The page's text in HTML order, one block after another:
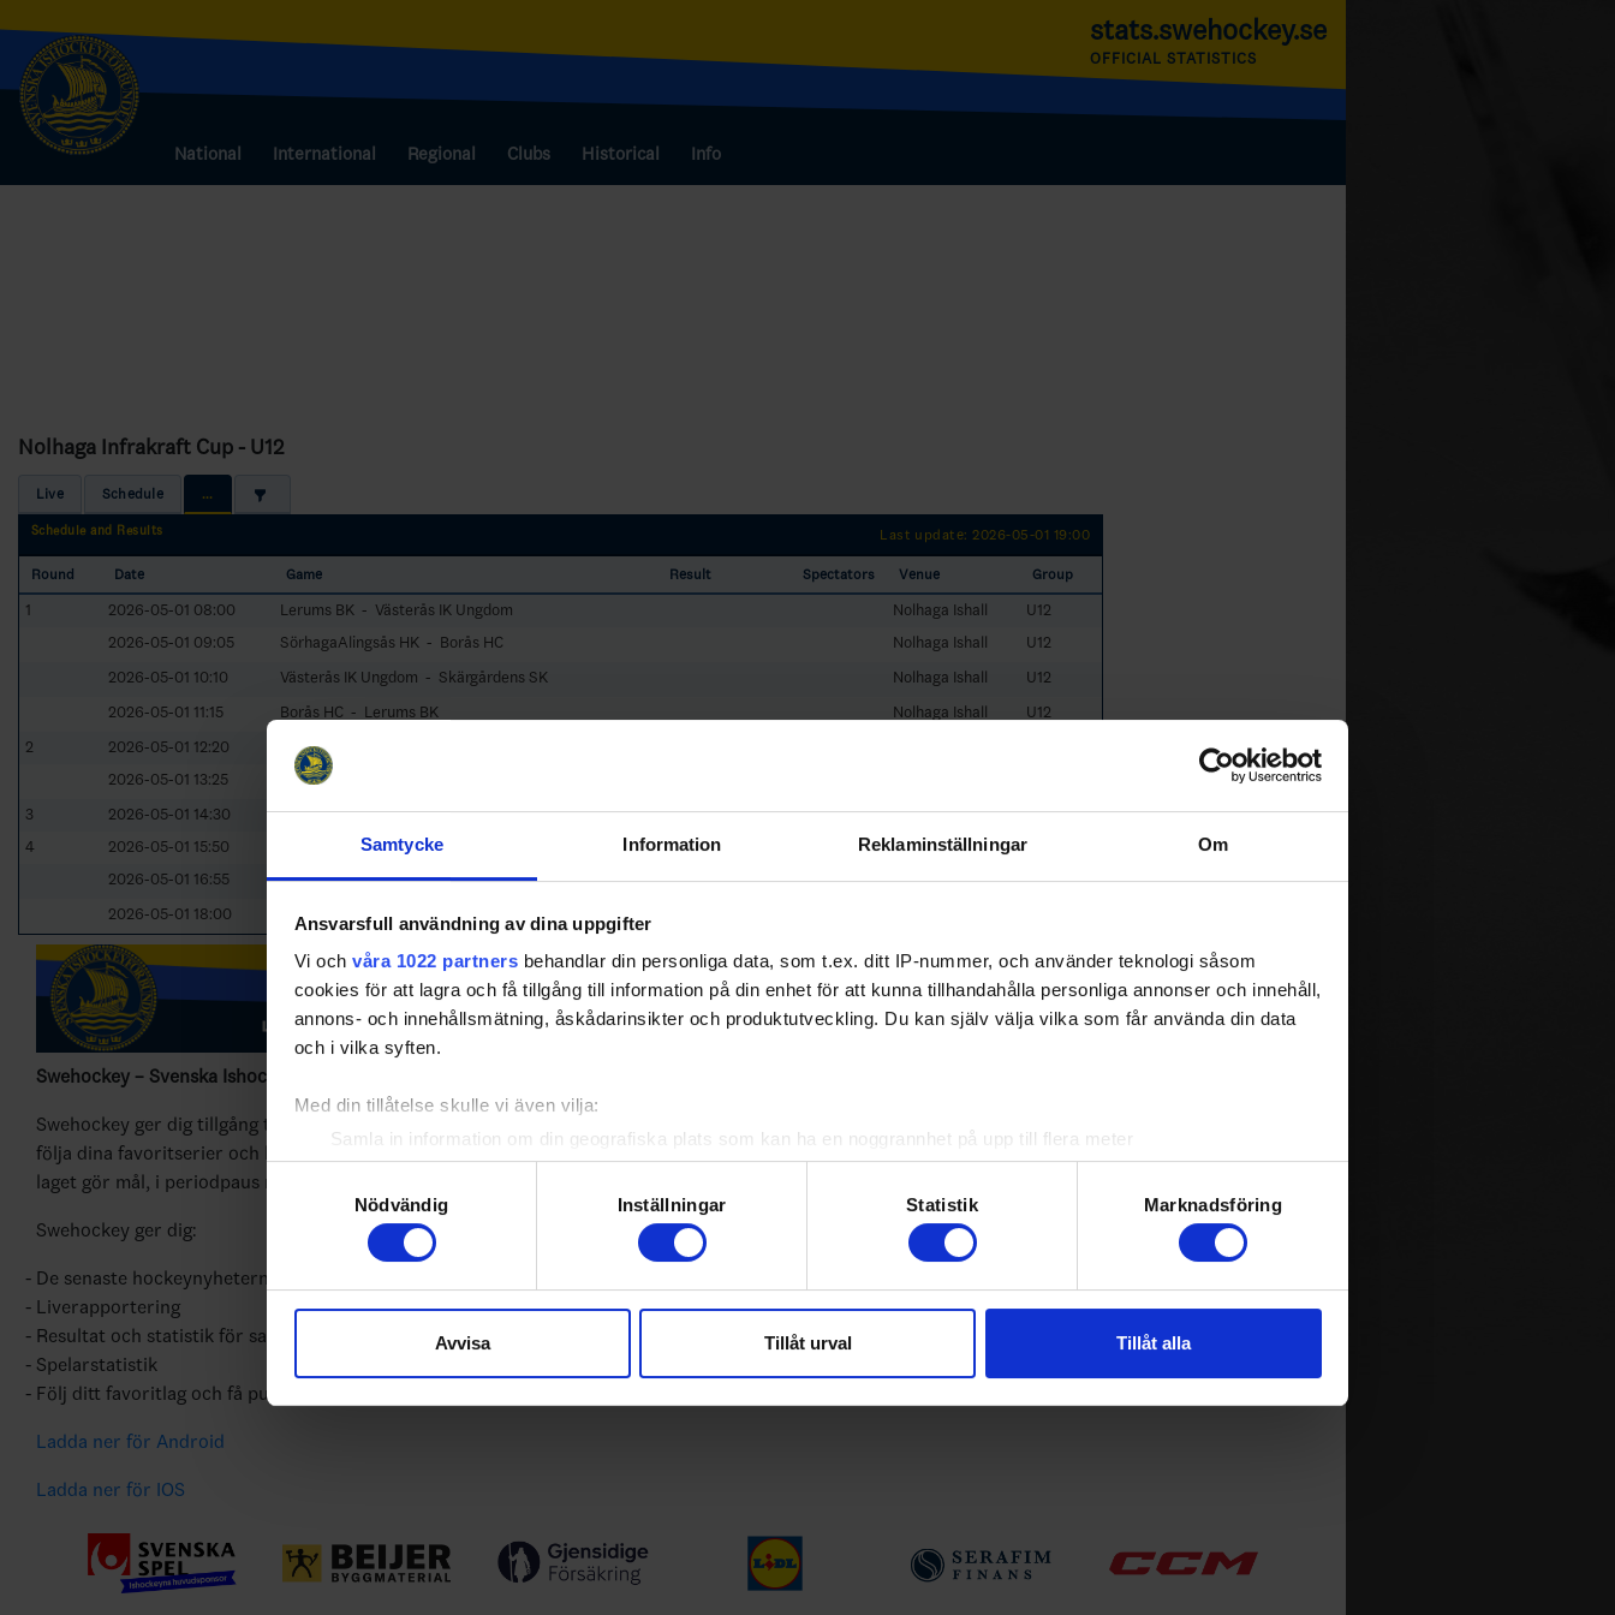
Samtycke Information Reklaminställningar Om
Ansvarsfull användning av dina uppgifter
Vi och våra 1022 partners behandlar din personliga data, som t.ex. ditt IP-nummer, och använder teknologi såsom
cookies för att lagra och få tillgång till information på din enhet för att kunna tillhandahålla personliga annonser och innehåll,
annons- och innehållsmätning, åskådarinsikter och produktutveckling. Du kan själv välja vilka som får använda din data
och i vilka syften.
Med din tillåtelse skulle vi även vilja:
Samla in information om din geografiska plats som kan ha en noggrannhet på upp till flera meter
Identifiera din enhet genom att aktivt skanna den för specifika kännetecken (fingeravtryck)
Ta reda på mer om hur dina personliga uppgifter behandlas och ställ in dina preferenser i
detaljsektionen. Du kan ändra
eller dra tillbaka ditt samtycke när som helst från cookie-förklaringen.
Vi använder enhetsidentifierare för att anpassa innehållet och annonserna till användarna, tillhandahålla funktioner för
sociala medier och analysera vår trafik. Vi vidarebefordrar även sådana identifierare och annan information från din enhet
till de sociala medier och annons- och analysföretag som vi samarbetar med. Dessa kan i sin tur kombinera informationen
med annan information som du har tillhandahållit eller som de har samlat in när du har använt deras tjänster.
Samtyckesval
Nödvändig
Inställningar Statistik Marknadsföring
Avvisa Tillåt urval Tillåt alla
National International Regional Clubs Historical Info
stats.swehockey.se
OFFICIAL STATISTICS
Nolhaga Infrakraft Cup - U12
Live Schedule ...
Schedule and Results Last update: 2026-05-01 19:00
Round Date Game Result Spectators Venue Group
1 2026-05-01 08:00 Lerums BK - Västerås IK Ungdom Nolhaga Ishall
U12
2026-05-01 09:05
SörhagaAlingsås HK - Borås HC Nolhaga Ishall
U12
2026-05-01 10:10
Västerås IK Ungdom - Skärgårdens SK Nolhaga Ishall
U12
2026-05-01 11:15
Borås HC - Lerums BK Nolhaga Ishall
U12
2
2026-05-01 12:20 Skärgårdens SK - SörhagaAlingsås HK
2026-05-01 13:25
Västerås IK Ungdom - Borås HC
3
2026-05-01 14:30 Skärgårdens SK - Lerums BK Nolhaga Ishall
U12
4
2026-05-01 15:50 SörhagaAlingsås HK - Västerås IK Ungdom Nolhaga Ishall
U12
2026-05-01 16:55
Borås HC - Skärgårdens SK Nolhaga Ishall
U12
2026-05-01 18:00
Lerums BK - SörhagaAlingsås HK
Swehockey – Svenska Ishockeyförbundets officiella app
Swehockey ger dig tillgång till nyheter, livebevakning och statistik för samtliga ishockeyserier som spelas i Sverige. Du kan
följa dina favoritserier och lägga upp egna favoritlag i appen. För dina favoritlag kan du sedan välja att få pushnotiser när
laget gör mål, i periodpaus m.m.
Swehockey ger dig:
De senaste hockeynyheterna ifrån Svenska Ishockeyförbundet
Liverapportering
Resultat och statistik för samtliga serier
Spelarstatistik
Följ ditt favoritlag och få pushnotiser vid viktiga händelser
Ladda ner för Android
Ladda ner för IOS